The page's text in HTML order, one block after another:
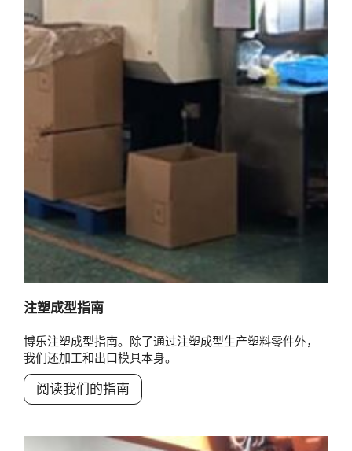
注塑成型指南
博乐注塑成型指南。除了通过注塑成型生产塑料零件外，
我们还加工和出口模具本身。
阅读我们的指南